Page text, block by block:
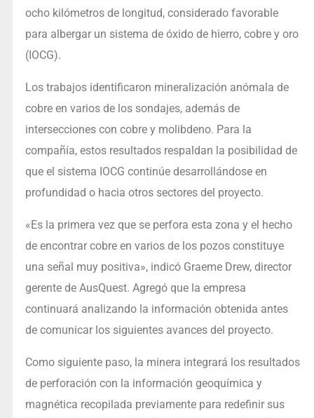
ocho kilómetros de longitud, considerado favorable
para albergar un sistema de óxido de hierro, cobre y oro
(IOCG).
Los trabajos identificaron mineralización anómala de
cobre en varios de los sondajes, además de
intersecciones con cobre y molibdeno. Para la
compañía, estos resultados respaldan la posibilidad de
que el sistema IOCG continúe desarrollándose en
profundidad o hacia otros sectores del proyecto.
«Es la primera vez que se perfora esta zona y el hecho
de encontrar cobre en varios de los pozos constituye
una señal muy positiva», indicó Graeme Drew, director
gerente de AusQuest. Agregó que la empresa
continuará analizando la información obtenida antes
de comunicar los siguientes avances del proyecto.
Como siguiente paso, la minera integrará los resultados
de perforación con la información geoquímica y
magnética recopilada previamente para redefinir sus